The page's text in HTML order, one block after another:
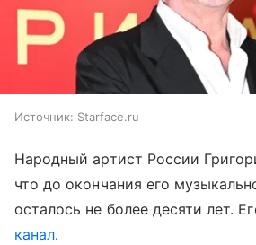
Источник: Starface.ru
Народный артист России
что до окончания его
осталось не более десяти лет.
канал.